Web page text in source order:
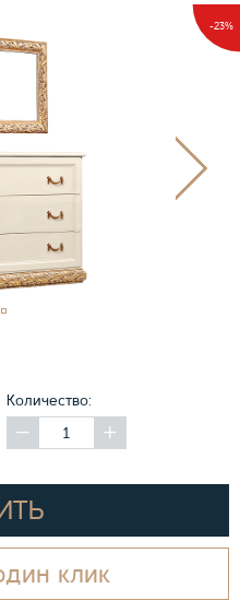
-23%
Количество:
клик